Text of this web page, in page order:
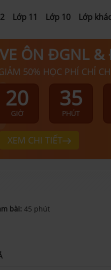
Lớp 11 Lớp 10 Lớp
ÔN ĐGNL
50% HỌC PHÍ CHỈ
20
GIỜ
35
PHÚT
XEM CHI TIẾT
bài: 45 phút